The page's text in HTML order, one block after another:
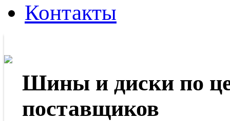
Контакты
Шины и диски по
поставщиков